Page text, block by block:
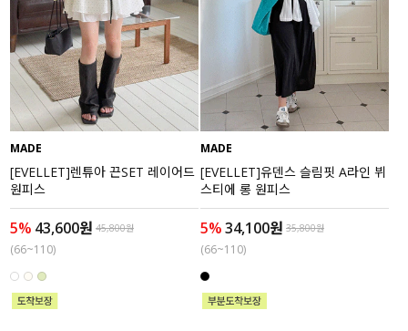
MADE
[EVELLET]렌튜아 끈SET 레이어드
원피스
5% 43,600원 45,800원
(66~110)
MADE
[EVELLET]유덴스 슬림핏 A라인 뷔
스티에 롱 원피스
5%34,100원 35,800원
(66~110)